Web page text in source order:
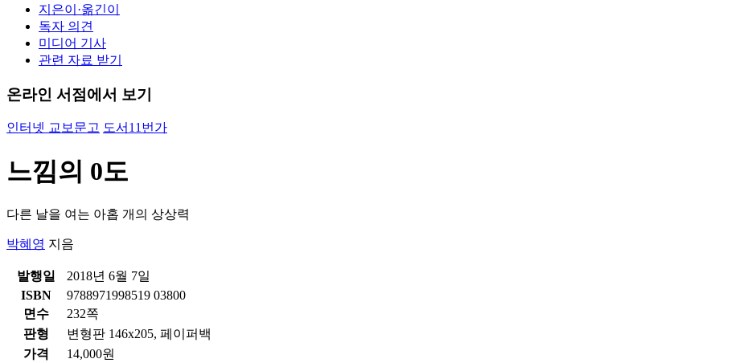
지은이·옮긴이
독자 의견
미디어 기사
관련 자료 받기
온라인 서점에서 보기
인터넷 교보문고 도서11번가
느낌의 0도
다른 날을 여는 아홉 개의 상상력
박혜영 지음
발행일
2018년 6월 7일
ISBN
9788971998519 03800
면수
232쪽
판형
변형판 146x205, 페이퍼백
가격
14,000원